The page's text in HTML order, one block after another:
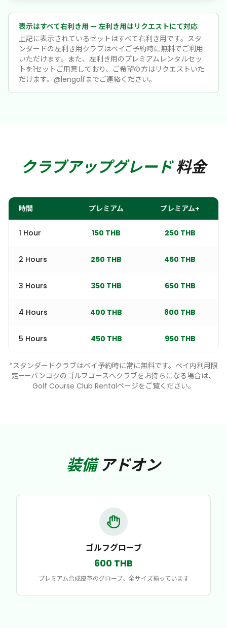
表示はすべて右利き用 — 左利き用はリクエストにて対応
上記に表示されているセットはすべて右利き用です。スタ
ンダードの左利き用クラブはベイご予約時に無料でご利用
いただけます。また、左利き用のプレミアムレンタルセッ
トを1セットご用意しており、ご希望の方はリクエストいた
だけます。@lengolfまでご連絡ください。
クラブアップグレード料金
時間 プレミアム プレミアム+
1 Hour 150 THB 250 THB
2 Hours 250 THB 450 THB
3 Hours 350 THB 650 THB
4 Hours 400 THB 800 THB
5 Hours 450 THB 950 THB
*スタンダードクラブはベイ予約時に常に無料です。ベイ内利用限
定——バンコクのゴルフコースへクラブをお持ちになる場合は、
Golf Course Club Rentalページをご覧ください。
装備 アドオン
ゴルフグローブ
600 THB
プレミアム合成皮革のグローブ、全サイズ揃っています